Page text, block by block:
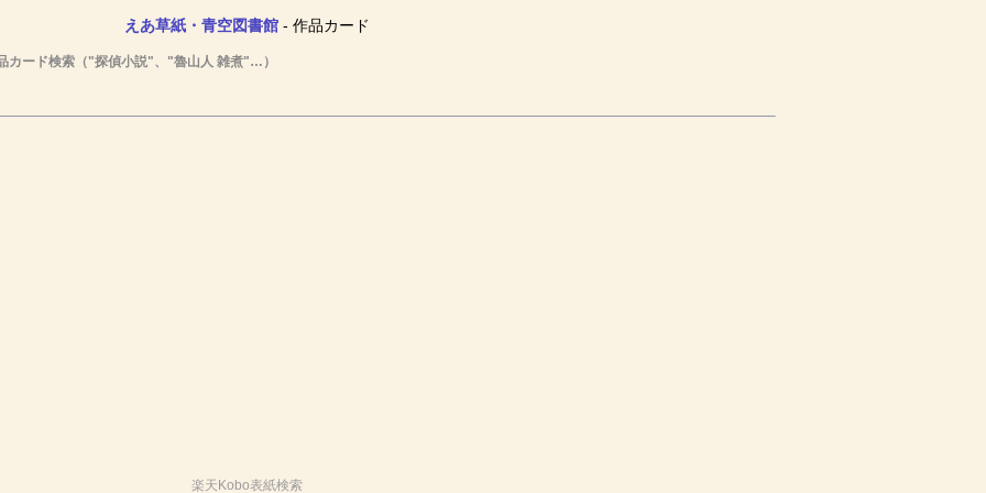
えあ草紙・青空図書館- 作品カード
カード検索（"探偵小説"、"魯山人 雑煮"…）
楽天Kobo表紙検索